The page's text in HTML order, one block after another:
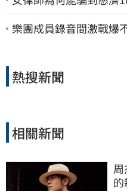
李怡貞驚曝背後身分
樂團成員錄音間激戰
熱搜新聞
相關新聞